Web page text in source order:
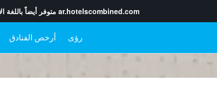
ar.hotelscombined.com متوفر أيضاً باللغة
رؤى أرخص الفنادق